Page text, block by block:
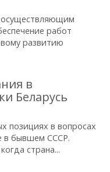
осуществляющим
работ
развитию
в
Беларусь
позициях в вопросах
в бывшем СССР.
страна...